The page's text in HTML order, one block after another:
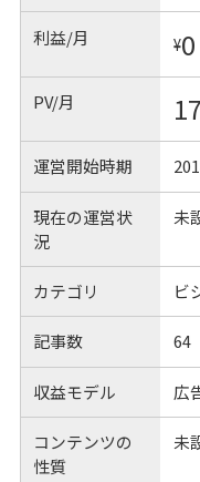
利益/月 ¥0
PV/月
運営開始時期
現在の運営状
況
未
カテゴリ ビ
記事数 64
収益モデル 広
コンテンツの
性質
未